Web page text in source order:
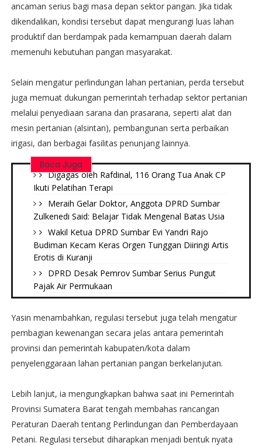
ancaman serius bagi masa depan sektor pangan. Jika tidak
dikendalikan, kondisi tersebut dapat mengurangi luas lahan
produktif dan berdampak pada kemampuan daerah dalam
memenuhi kebutuhan pangan masyarakat.
Selain mengatur perlindungan lahan pertanian, perda tersebut
juga memuat dukungan pemerintah terhadap sektor pertanian
melalui penyediaan sarana dan prasarana, seperti alat dan
mesin pertanian (alsintan), pembangunan serta perbaikan
irigasi, dan berbagai fasilitas penunjang lainnya.
Baca Juga
Digagas oleh Rafdinal, 116 Orang Tua Anak CP
Ikuti Pelatihan Terapi
Meraih Gelar Doktor, Anggota DPRD Sumbar
Zulkenedi Said: Belajar Tidak Mengenal Batas Usia
Wakil Ketua DPRD Sumbar Evi Yandri Rajo
Budiman Kecam Keras Orgen Tunggan Diiringi Artis
Erotis di Kuranji
DPRD Desak Pemrov Sumbar Serius Pungut
Pajak Air Permukaan
Yasin menambahkan, regulasi tersebut juga telah mengatur
pembagian kewenangan secara jelas antara pemerintah
provinsi dan pemerintah kabupaten/kota dalam
penyelenggaraan lahan pertanian pangan berkelanjutan.
Lebih lanjut, ia mengungkapkan bahwa saat ini Pemerintah
Provinsi Sumatera Barat tengah membahas rancangan
Peraturan Daerah tentang Perlindungan dan Pemberdayaan
Petani. Regulasi tersebut diharapkan menjadi bentuk nyata